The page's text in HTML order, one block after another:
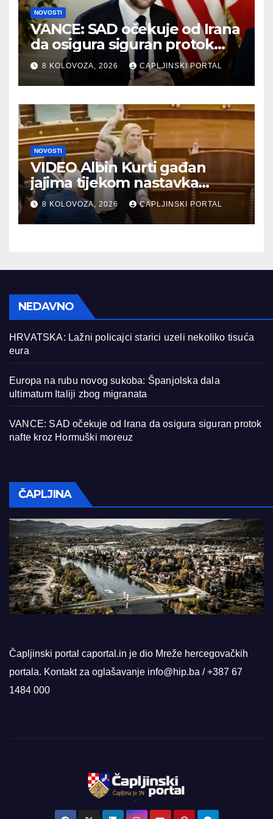
NOVOSTI
VANCE: SAD očekuje od Irana
da osigura siguran protok
nafte kroz Hormuški moreuz
8 KOLOVOZA, 2026 CAPLJINSKI PORTAL
NOVOSTI
VIDEO Albin Kurti gađan
jajima tijekom nastavka
konstituirajuće sjednice
Skupštine Kosova
8 KOLOVOZA, 2026 CAPLJINSKI PORTAL
NEDAVNO
HRVATSKA: Lažni policajci starici uzeli nekoliko tisuća
eura
Europa na rubu novog sukoba: Španjolska dala
ultimatum Italiji zbog migranata
VANCE: SAD očekuje od Irana da osigura siguran protok
nafte kroz Hormuški moreuz
ČAPLJINA
Čapljinski portal caportal.in je dio Mreže hercegovačkih
portala. Kontakt za oglašavanje info@hip.ba / +387 67
1484 000